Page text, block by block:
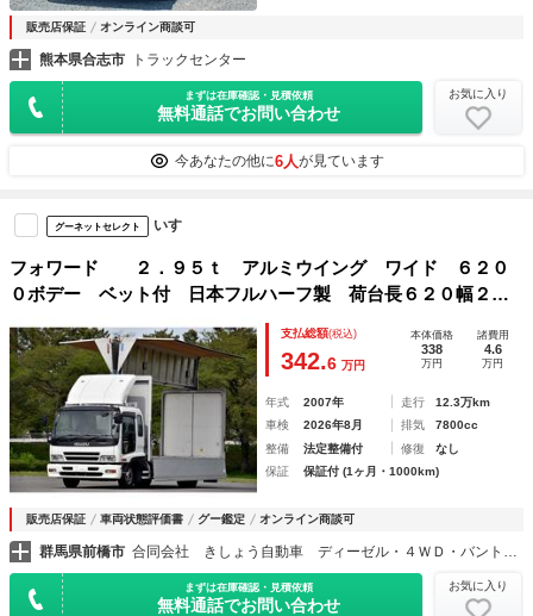
販売店保証 オンライン商談可
熊本県合志市 トラックセンター
まずは在庫確認・見積依頼
無料通話でお問い合わせ
お気に入り
今あなたの他に6人が見ています
グーネットセレクト いすゞ
フォワード ２．９５ｔ アルミウイング ワイド ６２０
０ボデー ベット付 日本フルハーフ製 荷台長６２０幅２４
１高さ２４１ エンジン出力２０５ＰＳ （１５１ｋＷ）
支払総額(税込)
342.6 万円
本体価格
338
万円
諸費用
4.6
万円
年式 2007年 走行
12.3万km
車検
2026年8月 排気
7800cc
整備
法定整備付 修復
なし
保証
保証付 (1ヶ月・1000km)
販売店保証 車両状態評価書 グー鑑定 オンライン商談可
群馬県前橋市 合同会社 きしょう自動車 ディーゼル・４ＷＤ・バントラック・ダンプ・福祉車両取扱店
まずは在庫確認・見積依頼
無料通話でお問い合わせ
お気に入り